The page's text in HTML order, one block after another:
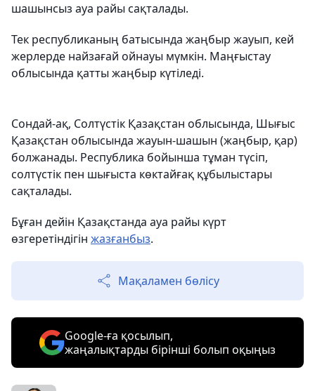
шашынсыз ауа райы сақталады.
Тек республиканың батысында жаңбыр жауып, кей
жерлерде найзағай ойнауы мүмкін. Маңғыстау
облысында қатты жаңбыр күтіледі.
Сондай-ақ, Солтүстік Қазақстан облысында, Шығыс
Қазақстан облысында жауын-шашын (жаңбыр, қар)
болжанады. Республика бойынша тұман түсіп,
солтүстік пен шығыста көктайғақ құбылыстары
сақталады.
Бұған дейін Қазақстанда ауа райы күрт
өзгеретіндігін жазғанбыз.
Мақаламен бөлісу
Google-ға қосылып,
жаңалықтарды бірінші болып оқыңыз